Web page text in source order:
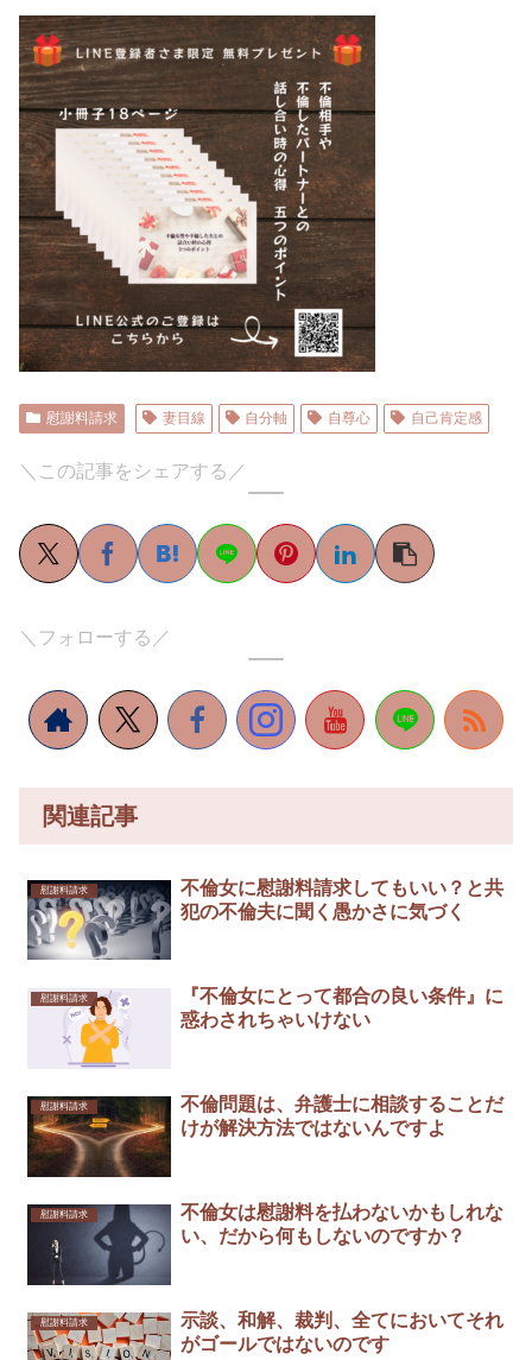
慰謝料請求 妻目線 自分軸 自尊心 自己肯定感
＼この記事をシェアする／
＼フォローする／
関連記事
慰謝料請求
不倫女に慰謝料請求してもいい？と共
犯の不倫夫に聞く愚かさに気づく
慰謝料請求
『不倫女にとって都合の良い条件』に
惑わされちゃいけない
慰謝料請求
不倫問題は、弁護士に相談することだ
けが解決方法ではないんですよ
慰謝料請求
不倫女は慰謝料を払わないかもしれな
い、だから何もしないのですか？
慰謝料請求
示談、和解、裁判、全てにおいてそれ
がゴールではないのです